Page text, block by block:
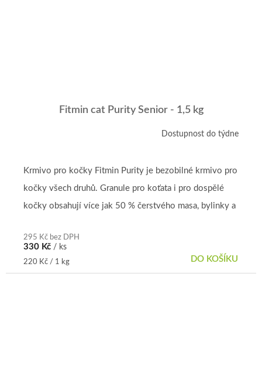
Fitmin cat Purity Senior - 1,5 kg
Dostupnost do týdne
295 Kč bez DPH
330 Kč / ks
Měrná
cena:
220 Kč / 1 kg DO KOŠÍKU
Krmivo pro kočky Fitmin Purity je bezobilné krmivo pro
kočky všech druhů. Granule pro koťata i pro dospělé
kočky obsahují více jak 50 % čerstvého masa, bylinky a